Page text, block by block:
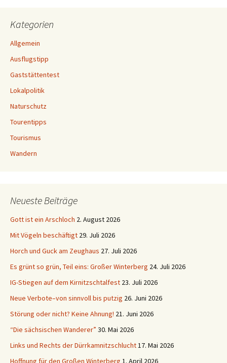
Kategorien
Allgemein
Ausflugstipp
Gaststättentest
Lokalpolitik
Naturschutz
Tourentipps
Tourismus
Wandern
Neueste Beiträge
Gott ist ein Arschloch 2. August 2026
Mit Vögeln beschäftigt 29. Juli 2026
Horch und Guck am Zeughaus 27. Juli 2026
Es grünt so grün, Teil eins: Großer Winterberg 24. Juli 2026
IG-Stiegen auf dem Kirnitzschtalfest 23. Juli 2026
Neue Verbote–von sinnvoll bis putzig 26. Juni 2026
Störung oder nicht? Keine Ahnung! 21. Juni 2026
“Die sächsischen Wanderer” 30. Mai 2026
Links und Rechts der Dürrkamnitzschlucht17. Mai 2026
Hoffnung für den Großen Winterberg 1. April 2026